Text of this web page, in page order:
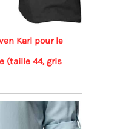
Karl pour le
(taille 44, gris